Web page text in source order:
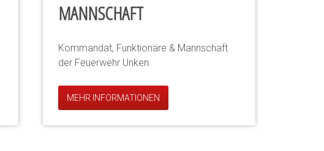
MANNSCHAFT
Kommandat, Funktionäre & Mannschaft
der Feuerwehr Unken
MEHR INFORMATIONEN